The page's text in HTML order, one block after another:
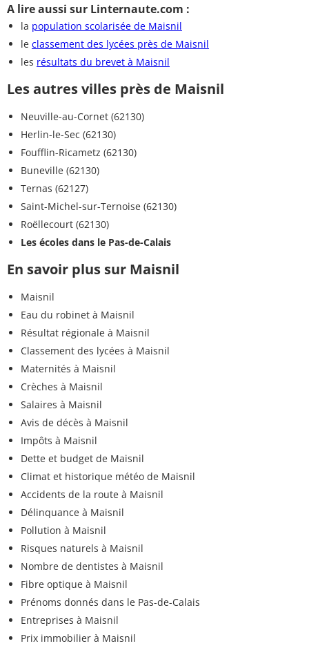
A lire aussi sur Linternaute.com :
la population scolarisée de Maisnil
le classement des lycées près de Maisnil
les résultats du brevet à Maisnil
Les autres villes près de Maisnil
Neuville-au-Cornet (62130)
Herlin-le-Sec (62130)
Foufflin-Ricametz (62130)
Buneville (62130)
Ternas (62127)
Saint-Michel-sur-Ternoise (62130)
Roëllecourt (62130)
Les écoles dans le Pas-de-Calais
En savoir plus sur Maisnil
Maisnil
Eau du robinet à Maisnil
Résultat régionale à Maisnil
Classement des lycées à Maisnil
Maternités à Maisnil
Crèches à Maisnil
Salaires à Maisnil
Avis de décès à Maisnil
Impôts à Maisnil
Dette et budget de Maisnil
Climat et historique météo de Maisnil
Accidents de la route à Maisnil
Délinquance à Maisnil
Pollution à Maisnil
Risques naturels à Maisnil
Nombre de dentistes à Maisnil
Fibre optique à Maisnil
Prénoms donnés dans le Pas-de-Calais
Entreprises à Maisnil
Prix immobilier à Maisnil